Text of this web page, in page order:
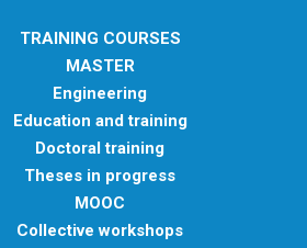
TRAINING COURSES
MASTER
Engineering
Education and training
Doctoral training
Theses in progress
MOOC
Collective workshops